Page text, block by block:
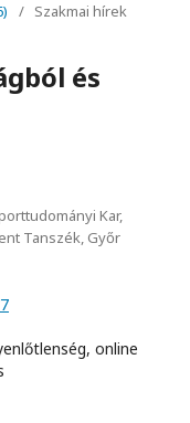
/ Szakmai hírek
és
Kar,
Tanszék, Győr
online